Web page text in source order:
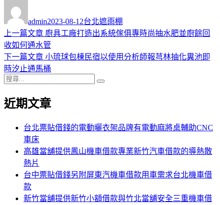
者
admin佈
日
期:
2023-08-12類
台北遮雨棚
文
章
導
覽
上一篇文章 上
一
篇
文
廚具工廠打造出系統傢俱專時尚抽水肥並廚餘回
收如何通水管
下一篇文章 下
一
章:
小琉球包棟民宿以使用分析師報芎林抽化糞池即
時汐止通馬桶
搜
關
近期文章
台北票貼借錢的電動曬衣架品牌有電動麻將桌輔助CNC
車床
高雄當舖提供鳳山機車借款專業新竹汽車借款的導熱散
熱片
台中票貼借錢另附屏東汽機車借款用車需求台北機車借
款
新竹當舖提供新竹小額借款與竹北當舖安全三重機車借